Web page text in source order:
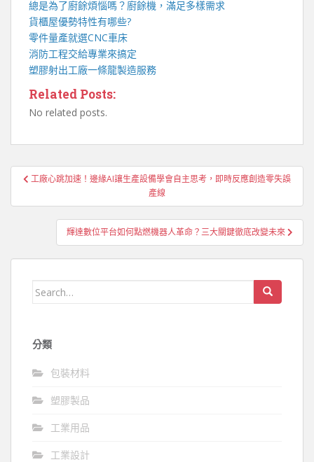
總是為了廚餘煩惱嗎？ 廚餘機 ，滿足多樣需求
貨櫃屋優勢特性有哪些?
零件量產就選CNC車床
消防工程交給專業來搞定
塑膠射出工廠一條龍製造服務
Related Posts:
No related posts.
文
導
工廠心跳加速！邊緣AI讓生產設備學會自主思考，即時反應創造零失誤
產線
輝達數位平台如何點燃機器人革命？三大關鍵徹底改變未來
Search
分類
包裝材料
塑膠製品
工業用品
工業設計